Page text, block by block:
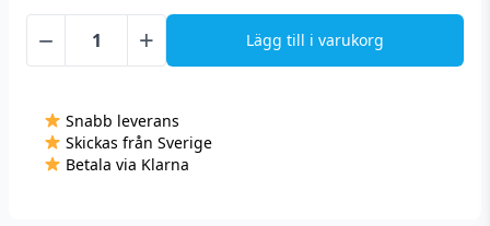
−
Blackcurrant
Lemonade
+ Lägg till i varukorg
Snabb leverans
Skickas från Sverige
Betala via Klarna